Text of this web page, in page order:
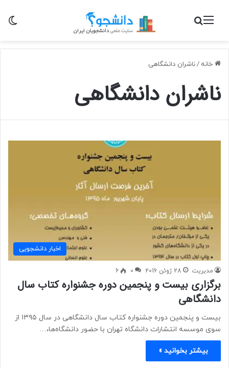
منو جستجو برای
خانه /ناشران دانشگاهی
ناشران دانشگاهی
اخبار دانشجویی
مدیریت 28 ژوئن 2016 0
6
برگزاری بیست و پنجمین دوره جشنواره کتاب سال
دانشگاهی
بیست و پنجمین دوره جشنواره کتاب سال دانشگاهی در سال ۱۳۹۵ از
سوی موسسه انتشارات دانشگاه تهران با حضور دانشگاه‌ها،…
بیشتر بخوانید »